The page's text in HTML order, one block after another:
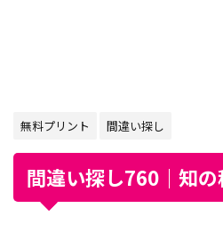
無料プリント 間違い探し
間違い探し760｜知